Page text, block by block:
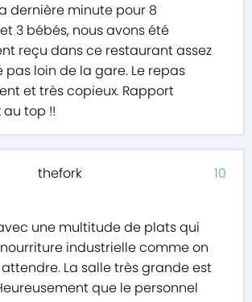
dernière minute pour 8
3 bébés, nous avons été
reçu dans ce restaurant assez
pas loin de la gare. Le repas
et très copieux. Rapport
top !!
thefork
une multitude de plats qui
industrielle comme on
attendre. La salle très grande est
que le personnel
10